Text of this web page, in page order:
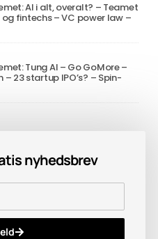
AI i alt, overalt? – Teamet
og fintechs – VC power law –
Tung AI – Go GoMore –
– 23 startup IPO’s? – Spin-
nyhedsbrev